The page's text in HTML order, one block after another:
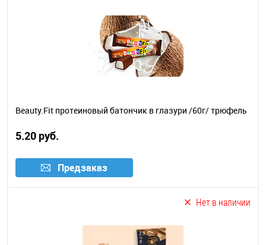
Beauty.Fit протеиновый батончик в глазури /60г/ трюфель
5.20 руб.
Предзаказ
Нет в наличии